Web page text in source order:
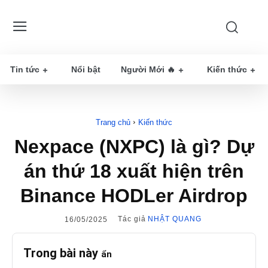
Tin tức Nổi bật Người Mới 🔥 Kiến thức
Trang chủ Kiến thức
Nexpace (NXPC) là gì? Dự
án thứ 18 xuất hiện trên
Binance HODLer Airdrop
16/05/2025 Tác giả NHẬT QUANG
Trong bài này ẩn